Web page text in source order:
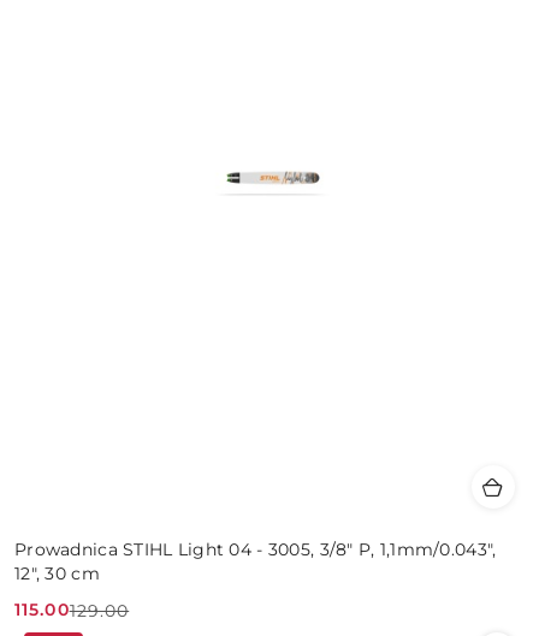
Prowadnica STIHL Light 04 - 3005, 3/8" P, 1,1mm/0.043",
12", 30 cm
Cena
115.00
Cena
129.00